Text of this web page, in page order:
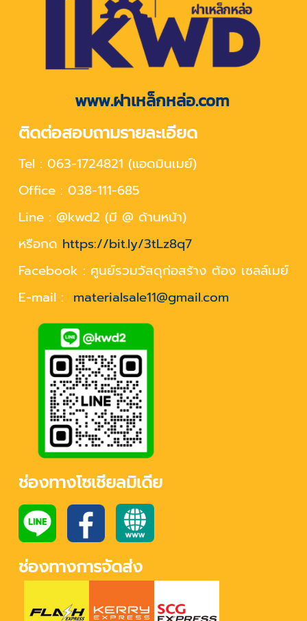
www.ฝาเหล็กหล่อ.com
ติดต่อสอบถามรายละเอียด
Tel : 063-1724821 (แอดมินเมย์)
Office : 038-111-685
Line : @kwd2 (มี @ ด้านหน้า)
หรือกด https://bit.ly/3tLz8q7
Facebook : ศูนย์รวมวัสดุก่อสร้าง ต้อง เซลล์เมย์
E-mail : materialsale11@gmail.com
ช่องทางโซเชียลมิเดีย
ช่องทางการจัดส่ง